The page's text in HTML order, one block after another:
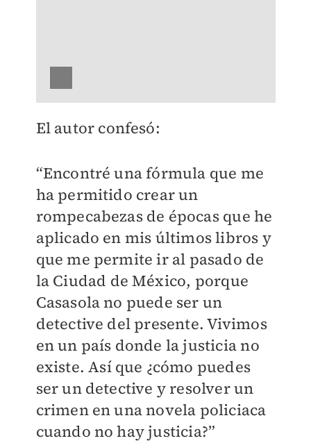
El autor confesó:
“Encontré una fórmula que me
ha permitido crear un
rompecabezas de épocas que he
aplicado en mis últimos libros y
que me permite ir al pasado de
la Ciudad de México, porque
Casasola no puede ser un
detective del presente. Vivimos
en un país donde la justicia no
existe. Así que ¿cómo puedes
ser un detective y resolver un
crimen en una novela policiaca
cuando no hay justicia?”